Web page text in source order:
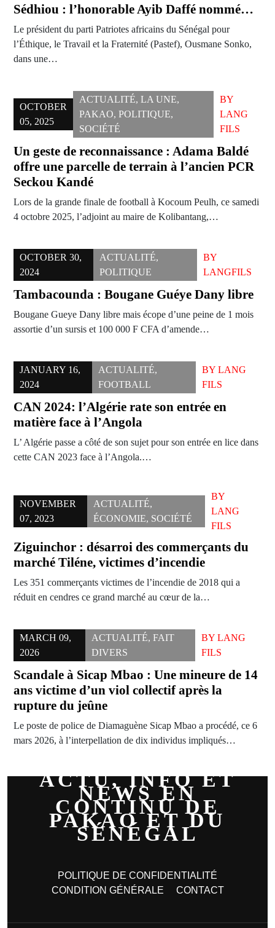
Sédhiou : l’honorable Ayib Daffé nommé…
Le président du parti Patriotes africains du Sénégal pour
l’Éthique, le Travail et la Fraternité (Pastef), Ousmane Sonko,
dans une…
OCTOBER
05, 2025
ACTUALITÉ, LA UNE,
PAKAO, POLITIQUE,
SOCIÉTÉ
BY
LANG
FILS
Un geste de reconnaissance : Adama Baldé
offre une parcelle de terrain à l’ancien PCR
Seckou Kandé
Lors de la grande finale de football à Kocoum Peulh, ce samedi
4 octobre 2025, l’adjoint au maire de Kolibantang,…
OCTOBER 30,
2024
ACTUALITÉ,
POLITIQUE
BY
LANGFILS
Tambacounda : Bougane Guéye Dany libre
Bougane Gueye Dany libre mais écope d’une peine de 1 mois
assortie d’un sursis et 100 000 F CFA d’amende…
JANUARY 16,
2024
ACTUALITÉ,
FOOTBALL
BY LANG
FILS
CAN 2024: l’Algérie rate son entrée en
matière face à l’Angola
L’ Algérie passe a côté de son sujet pour son entrée en lice dans
cette CAN 2023 face à l’Angola.…
NOVEMBER
07, 2023
ACTUALITÉ,
ÉCONOMIE, SOCIÉTÉ
BY
LANG
FILS
Ziguinchor : désarroi des commerçants du
marché Tiléne, victimes d’incendie
Les 351 commerçants victimes de l’incendie de 2018 qui a
réduit en cendres ce grand marché au cœur de la…
MARCH 09,
2026
ACTUALITÉ, FAIT
DIVERS
BYLANG
FILS
Scandale à Sicap Mbao : Une mineure de 14
ans victime d’un viol collectif après la
rupture du jeûne
Le poste de police de Diamaguène Sicap Mbao a procédé, ce 6
mars 2026, à l’interpellation de dix individus impliqués…
ACTU, INFO ET
NEWS EN
CONTINU DE
PAKAO ET DU
SÉNÉGAL
POLITIQUE DE CONFIDENTIALITÉ
CONDITION GÉNÉRALE
CONTACT